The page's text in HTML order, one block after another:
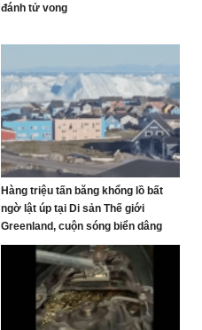
đánh tử vong
Hàng triệu tấn băng khổng lồ bất
ngờ lật úp tại Di sản Thế giới
Greenland, cuộn sóng biển dâng
cao tạo cảnh tượng khó tin